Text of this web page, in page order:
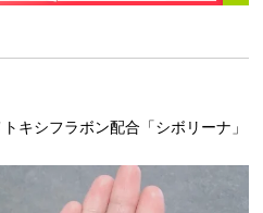
キシフラボン配合「シボリーナ」